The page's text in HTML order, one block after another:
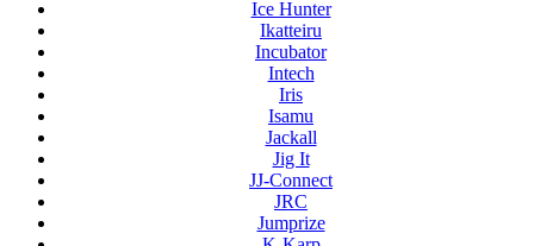
Ice Hunter
Ikatteiru
Incubator
Intech
Iris
Isamu
Jackall
Jig It
JJ-Connect
JRC
Jumprize